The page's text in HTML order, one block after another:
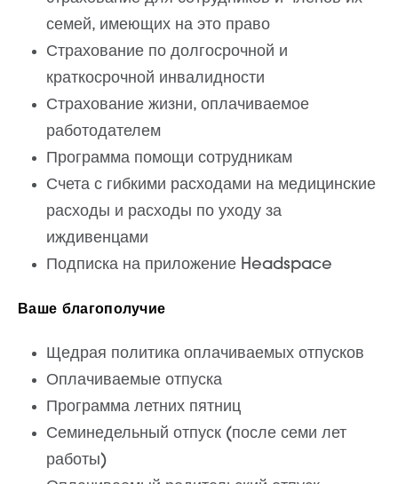
семей, имеющих на это право
Страхование по долгосрочной и
краткосрочной инвалидности
Страхование жизни, оплачиваемое
работодателем
Программа помощи сотрудникам
Счета с гибкими расходами на медицинские
расходы и расходы по уходу за
иждивенцами
Подписка на приложение Headspace
Ваше благополучие
Щедрая политика оплачиваемых отпусков
Оплачиваемые отпуска
Программа летних пятниц
Семинедельный отпуск (после семи лет
работы)